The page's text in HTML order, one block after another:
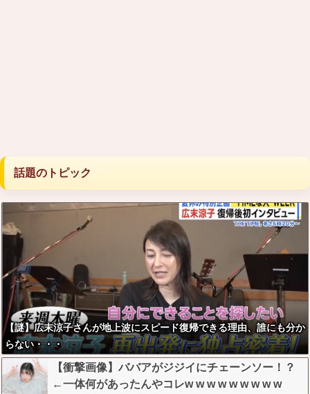
話題のトピック
【謎】広末涼子さんが地上波にスピード復帰できる理由、誰にも分か
らない・・・
【衝撃画像】ババアがジジイにチェーンソー！？
←一体何があったんやコレw w w w w w w w w